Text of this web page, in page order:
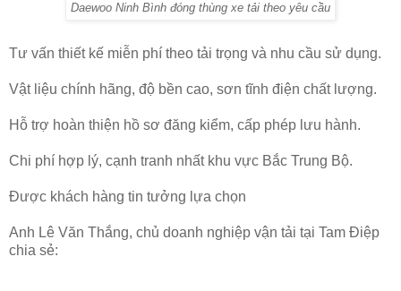
Daewoo Ninh Bình đóng thùng xe tải theo yêu cầu
Tư vấn thiết kế miễn phí theo tải trọng và nhu cầu sử dụng.
Vật liệu chính hãng, độ bền cao, sơn tĩnh điện chất lượng.
Hỗ trợ hoàn thiện hồ sơ đăng kiểm, cấp phép lưu hành.
Chi phí hợp lý, cạnh tranh nhất khu vực Bắc Trung Bộ.
Được khách hàng tin tưởng lựa chọn
Anh Lê Văn Thắng, chủ doanh nghiệp vận tải tại Tam Điệp
chia sẻ: